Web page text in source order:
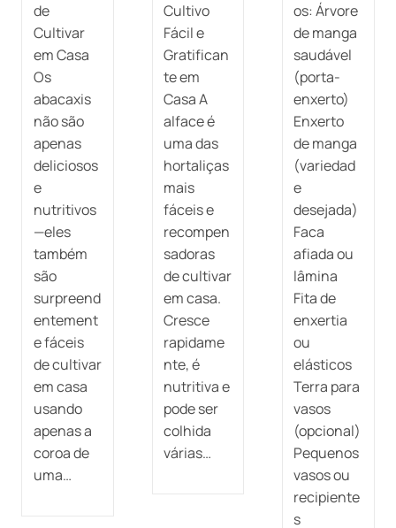
de
Cultivar
em Casa
Os
abacaxis
não são
apenas
deliciosos
e
nutritivos
—eles
também
são
surpreend
entement
e fáceis
de cultivar
em casa
usando
apenas a
coroa de
uma…
Cultivo
Fácil e
Gratifican
te em
Casa A
alface é
uma das
hortaliças
mais
fáceis e
recompen
sadoras
de cultivar
em casa.
Cresce
rapidame
nte, é
nutritiva e
pode ser
colhida
várias…
os: Árvore
de manga
saudável
(porta-
enxerto)
Enxerto
de manga
(variedad
e
desejada)
Faca
afiada ou
lâmina
Fita de
enxertia
ou
elásticos
Terra para
vasos
(opcional)
Pequenos
vasos ou
recipiente
s